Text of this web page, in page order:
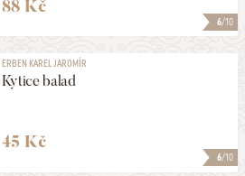
6/10
88 Kč
6/10
ERBEN KAREL JAROMÍR
Kytice balad
45 Kč